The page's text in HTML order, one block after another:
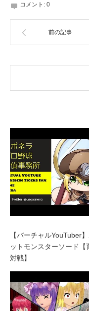
コメント: 0
前の記事
【バーチャルYouTuber
ットモンスターソード【
対戦】